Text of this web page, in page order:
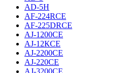
AD-5H
AF-224RCE
AF-225DRCE
AJ-1200CE
AJ-12КCE
AJ-2200CE
AJ-220CE